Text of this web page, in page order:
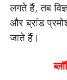
लगते हैं, तब
और ब्रांड
जाते हैं।